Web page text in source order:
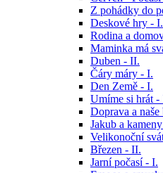
Z pohádky do
Deskové hry - I.
Rodina a
Maminka má
Duben - II.
Čáry máry - I.
Den Země - I.
Umíme si hrát -
Doprava a naše
Jakub a
Velikonoční
Březen - II.
Jarní počasí - I.